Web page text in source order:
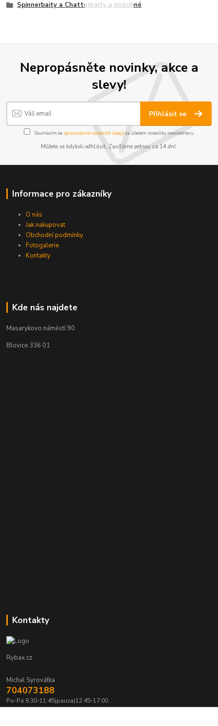
Spinnerbaity a Chatterbaity a podobné
Nepropásněte novinky, akce a
slevy!
Přihlásit se
Souhlasím se zpracováním osobních údajůza účelem rozesílky newsletteru.
Můžete se kdykoli odhlásit. Zasíláme jednou za 14 dní.
Informace pro zákazníky
O nás
Jak nakupovat
Obchodní podmínky
Fotogalerie
Kontakty
Kde nás najdete
Masarykovo náměstí 90
Blovice 336 01
Kontakty
Rybax.cz
Michal Syrovátka
704073188
Po-Pá 8:30-11:45(pauza)12:45-17:00